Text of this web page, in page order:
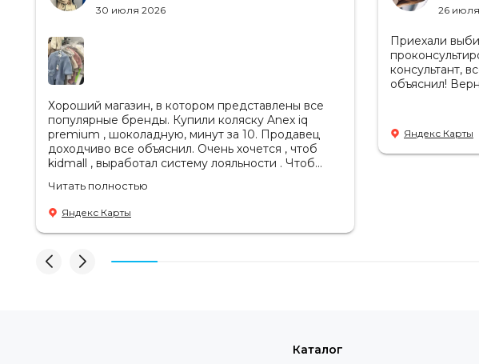
30 июля 2026
Хороший магазин, в котором представлены все
популярные бренды. Купили коляску Anex iq
premium , шоколадную, минут за 10. Продавец
доходчиво все объяснил. Очень хочется , чтоб
kidmall , выработал систему лояльности . Чтоб
Читать полностью
Яндекс Карты
26
Приехали
консультант,
объяснил!
Яндекс Карты
Каталог